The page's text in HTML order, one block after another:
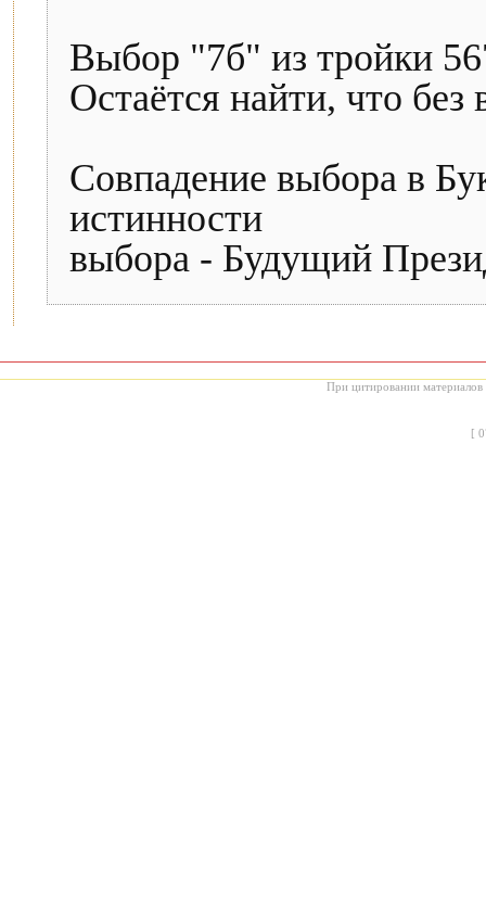
Выбор "7б" из тройки
Остаётся найти, что
Совпадение выбора в
истинности
выбора - Будущий
При цитировании материалов
[